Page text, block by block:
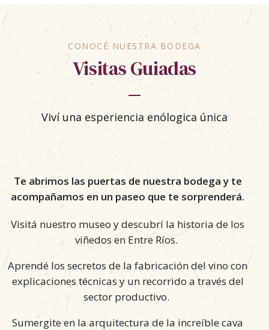
CONOCÉ NUESTRA BODEGA
Visitas Guiadas
Viví una esperiencia enólogica única
Te abrimos las puertas de nuestra bodega y te
acompañamos en un paseo que te sorprenderá.
Visitá nuestro museo y descubrí la historia de los
viñedos en Entre Ríos.
Aprendé los secretos de la fabricación del vinocon
explicaciones técnicas y un recorrido a través del
sector productivo.
Sumergite en la arquitectura de la increíble cava